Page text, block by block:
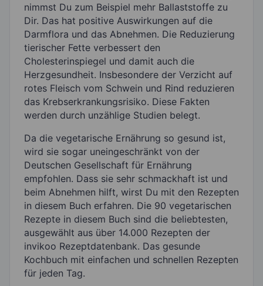
nimmst Du zum Beispiel mehr Ballaststoffe zu
Dir. Das hat positive Auswirkungen auf die
Darmflora und das Abnehmen. Die Reduzierung
tierischer Fette verbessert den
Cholesterinspiegel und damit auch die
Herzgesundheit. Insbesondere der Verzicht auf
rotes Fleisch vom Schwein und Rind reduzieren
das Krebserkrankungsrisiko. Diese Fakten
werden durch unzählige Studien belegt.
Da die vegetarische Ernährung so gesund ist,
wird sie sogar uneingeschränkt von der
Deutschen Gesellschaft für Ernährung
empfohlen. Dass sie sehr schmackhaft ist und
beim Abnehmen hilft, wirst Du mit den Rezepten
in diesem Buch erfahren. Die 90 vegetarischen
Rezepte in diesem Buch sind die beliebtesten,
ausgewählt aus über 14.000 Rezepten der
invikoo Rezeptdatenbank. Das gesunde
Kochbuch mit einfachen und schnellen Rezepten
für jeden Tag.